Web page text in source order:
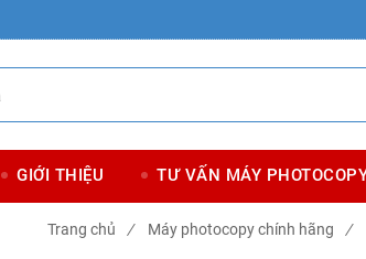
GIỚI THIỆU TƯ VẤN MÁY
Trang chủ / Máy photocopy chính hãng /